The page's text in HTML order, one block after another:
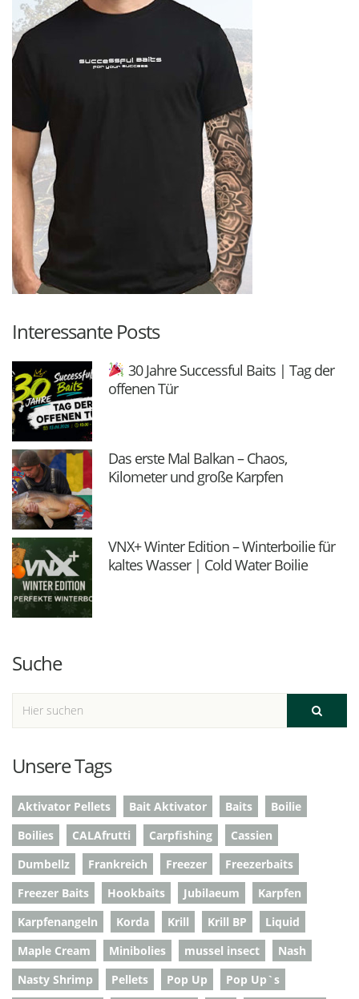
Interessante Posts
30 Jahre Successful Baits | Tag der
offenen Tür
Das erste Mal Balkan – Chaos,
Kilometer und große Karpfen
VNX+ Winter Edition – Winterboilie für
kaltes Wasser | Cold Water Boilie
Suche
Unsere Tags
Aktivator Pellets Bait Aktivator Baits
Boilie
Boilies
CALAfrutti Carpfishing
Cassien
Dumbellz
Frankreich Freezer
Freezerbaits
Freezer Baits
Hookbaits Jubilaeum
Karpfen
Karpfenangeln
Korda Krill Krill BP
Liquid
Maple Cream
Minibolies mussel insect
Nash
Nasty Shrimp
Pellets Pop Up
Pop Up`s